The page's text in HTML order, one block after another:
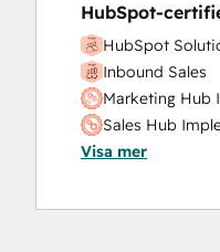
Website Design
Website
Website
HubSpot-
HubSpot
Inbound Sales
Marketing Hub
Sales Hub
Visa mer